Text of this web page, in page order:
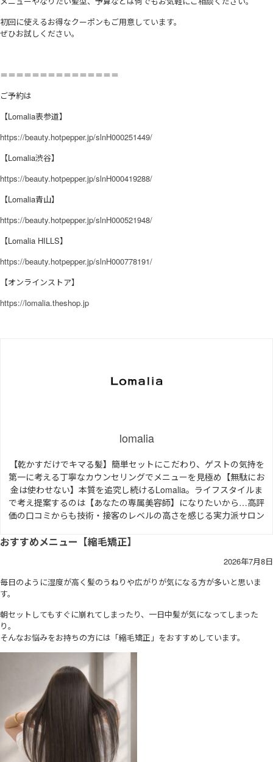
初回に使えるお得なクーポンもご用意しています。
ぜひお試しください。
＝＝＝＝＝＝＝＝＝＝＝＝＝＝＝
ご予約は
【Lomalia表参道】
https://beauty.hotpepper.jp/slnH000251449/
【Lomalia渋谷】
https://beauty.hotpepper.jp/slnH000419288/
【Lomalia青山】
https://beauty.hotpepper.jp/slnH000521948/
【Lomalia HILLS】
https://beauty.hotpepper.jp/slnH000778191/
【オンラインストア】
https://lomalia.theshop.jp
lomalia
【乾かすだけでキマる髪】簡単セットにこだわり、ゲストの気持を
第一に考える丁寧なカウンセリングでメニューを見極め【無駄にお
金は使わせない】本質を追究し続けるLomalia。ライフスタイルま
で考え提案するのは【あなたの専属美容師】になりたいから…高評
価の口コミからも技術・接客のレベルの高さを感じる実力派サロン
おすすめメニュー【縮毛矯正】
2026年7月8日
毎日のように湿度が高く髪のうねりや広がりが気になる方が多いと思いま
す。
朝セットしてもすぐに崩れてしまったり、一日中髪が気になってしまった
り。
そんなお悩みをお持ちの方には「縮毛矯正」をおすすめしています。